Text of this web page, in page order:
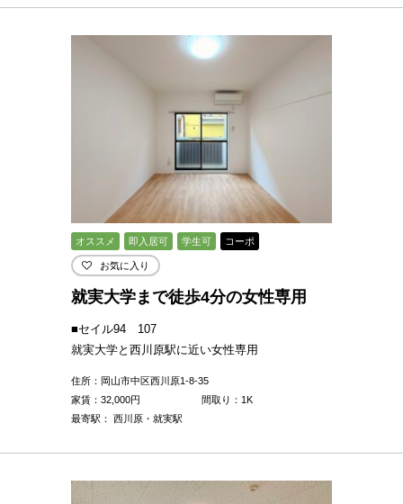
オススメ 即入居可 学生可 コーポ
お気に入り
就実大学まで徒歩4分の女性専用
■セイル94 107
就実大学と西川原駅に近い女性専用
住所：岡山市中区西川原1-8-35
家賃： 32,000円
間取り：1K
最寄駅： 西川原・就実駅